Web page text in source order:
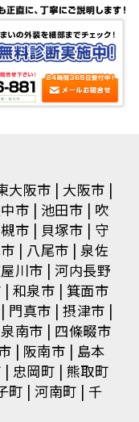
大阪市
大阪市
市 池田市
吹
市 貝塚市
守
八尾市
泉佐
川市
河内長野
和泉市 箕面市
門真市
摂津市
泉南市
四條畷市
阪南市
島本
忠岡町 熊取町
町 河南町
千